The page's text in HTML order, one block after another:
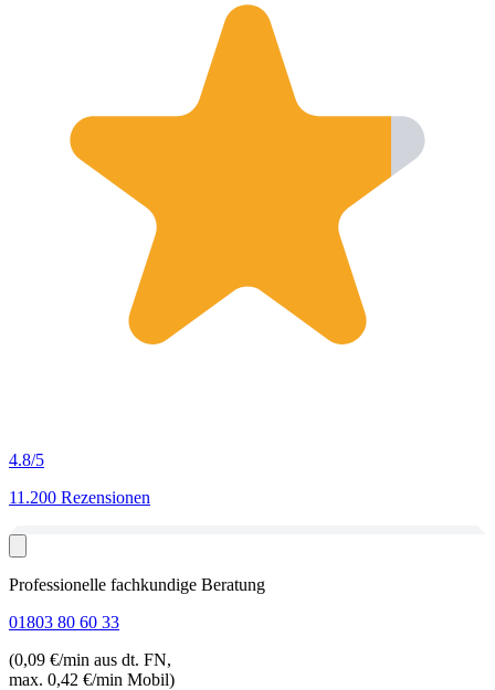
4.8/5
11.200 Rezensionen
Professionelle fachkundige Beratung
01803 80 60 33
(0,09 €/min aus dt. FN,
max. 0,42 €/min Mobil)